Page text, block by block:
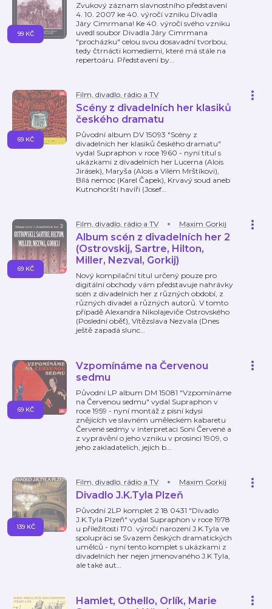
Zvukový záznam slavnostního představení
4. 10. 2007 ke 40. výročí vzniku Divadla
Járy Cimrmana! Ke 40. výročí svého vzniku
uvedl soubor Divadla Járy Cimrmana
"procházku" celou svou dosavadní tvorbou,
tedy čtrnácti komediemi, které má stále na
repertoáru. Představení by…
99 KČ
Film, divadlo, rádio a TV
Scény z divadelních her klasiků
českého dramatu
Původní album DV 15093 "Scény z
divadelních her klasiků českého dramatu"
vydal Supraphon v roce 1960 - nyní titul s
ukázkami z divadelních her Lucerna (Alois
Jirásek), Maryša (Alois a Vilém Mrštíkovi),
Bílá nemoc (Karel Čapek), Krvavý soud aneb
Kutnohorští havíři (Josef…
69 KČ
Film, divadlo, rádio a TV Maxim Gorkij
Album scén z divadelních her 2
(Ostrovskij, Sartre, Hilton,
Miller, Nezval, Gorkij)
Nový kompilační titul určený pouze pro
digitální obchody vám představuje nahrávky
scén z divadelních her z různých období, z
různých divadel a různých autorů. V tomto
případě Alexandra Nikolajeviče Ostrovského
(Poslední oběť), Vítězslava Nezvala (Dnes
ještě zapadá slunc…
69 KČ
Vzpomínáme na Červenou
sedmu
Původní LP album DM 15081 "Vzpomínáme
na Červenou sedmu" vydal Supraphon v
roce 1959 - nyní montáž z písní kdysi
znějících ve slavném uměleckém kabaretu
Červené sedmy v interpretaci Soni Červené a
z vyprávění o jeho vzniku v prosinci 1909, o
jeho zakladatelích, jejich b…
69 KČ
Film, divadlo, rádio a TV Maxim Gorkij
Divadlo J.K.Tyla Plzeň
Původní 2LP komplet 2 18 0431 "Divadlo
J.K.Tyla Plzeň" vydal Supraphon v roce 1978
u příležitosti 170. výročí narození J.K.Tyla ve
spolupráci se Svazem českých dramatických
umělců - nyní tento komplet s ukázkami z
divadelních her nejen jmenovaného J.K Tyla,
ale také aut…
139 KČ
Hamlet, Othello, Orlík, Marie